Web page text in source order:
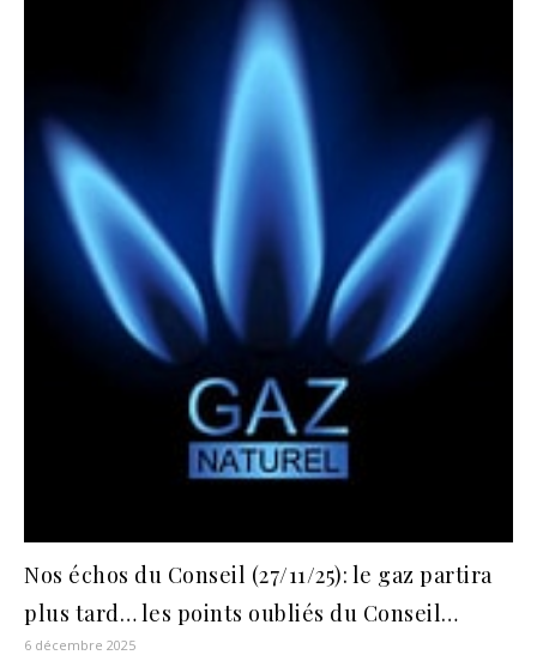
Nos échos du Conseil (27/11/25): le gaz partira
plus tard… les points oubliés du Conseil…
6 décembre 2025